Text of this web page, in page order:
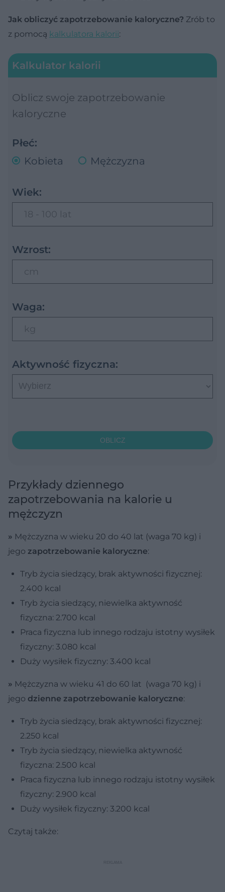
Jak obliczyć zapotrzebowanie kaloryczne? Zrób to
z pomocą kalkulatora kalorii:
Kalkulator kalorii
Oblicz swoje zapotrzebowanie
kaloryczne
Płeć:
Kobieta
Mężczyzna
Wiek:
18 - 100 lat
Wzrost:
cm
Waga:
kg
Aktywność fizyczna:
OBLICZ
Przykłady dziennego
zapotrzebowania na kalorie u
mężczyzn
» Mężczyzna w wieku 20 do 40 lat (waga 70 kg) i
jego zapotrzebowanie kaloryczne:
Tryb życia siedzący, brak aktywności fizycznej:
2.400 kcal
Tryb życia siedzący, niewielka aktywność
fizyczna: 2.700 kcal
Praca fizyczna lub innego rodzaju istotny wysiłek
fizyczny: 3.080 kcal
Duży wysiłek fizyczny: 3.400 kcal
» Mężczyzna w wieku 41 do 60 lat (waga 70 kg) i
jego dzienne zapotrzebowanie kaloryczne:
Tryb życia siedzący, brak aktywności fizycznej:
2.250 kcal
Tryb życia siedzący, niewielka aktywność
fizyczna: 2.500 kcal
Praca fizyczna lub innego rodzaju istotny wysiłek
fizyczny: 2.900 kcal
Duży wysiłek fizyczny: 3.200 kcal
Czytaj także: